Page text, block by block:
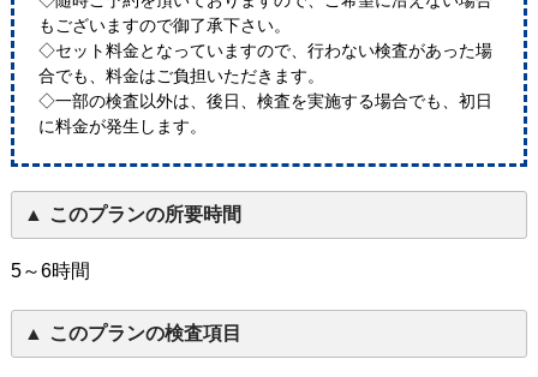
もございますので御了承下さい。
◇セット料金となっていますので、行わない検査があった場
合でも、料金はご負担いただきます。
◇一部の検査以外は、後日、検査を実施する場合でも、初日
に料金が発生します。
このプランの所要時間
5～6時間
このプランの検査項目